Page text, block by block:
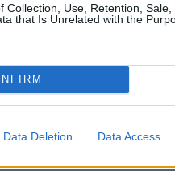
Collection, Use, Retention,
that Is Unrelated with the
Data Deletion Data Access
στα 62:
έως 86.000